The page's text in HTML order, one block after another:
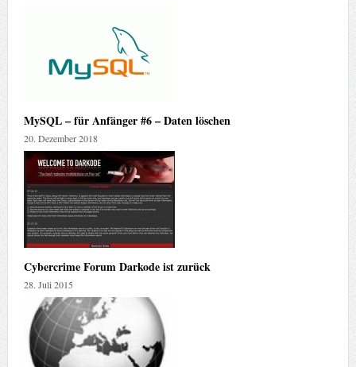
MySQL – für Anfänger #6 – Daten löschen
20. Dezember 2018
Cybercrime Forum Darkode ist zurück
28. Juli 2015